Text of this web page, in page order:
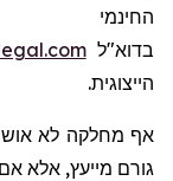
בדוא"ל
הייצוגית.
אף מחלקה לא
גורם מייעץ, אלא